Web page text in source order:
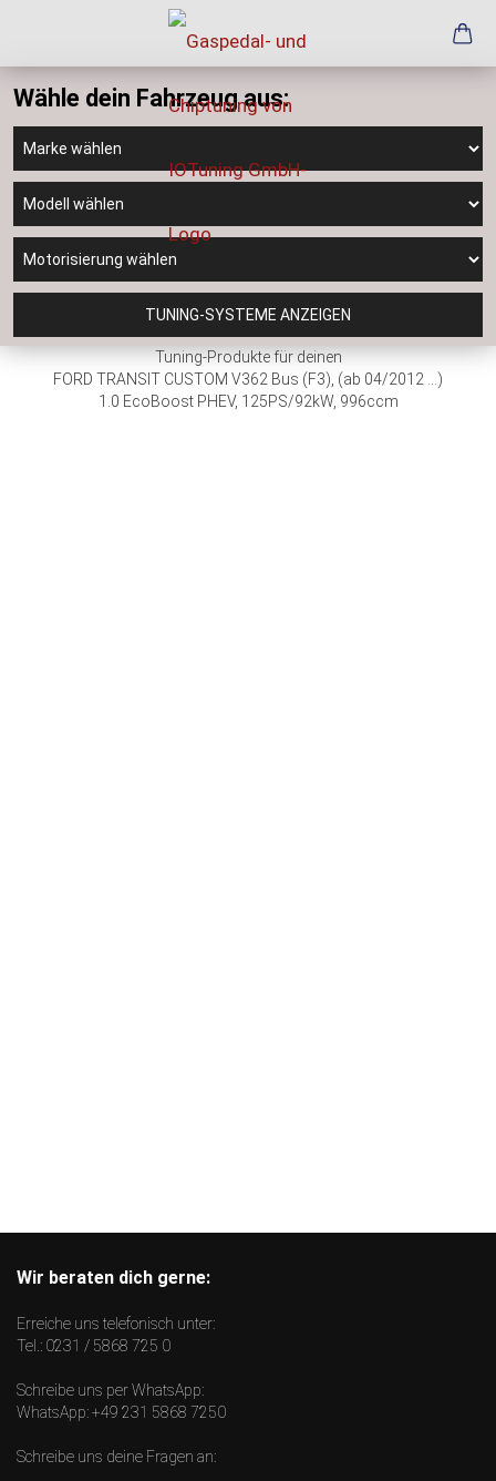
Wähle dein Fahrzeug aus:
TUNING-SYSTEME ANZEIGEN
Tuning-Produkte für deinen
FORD TRANSIT CUSTOM V362 Bus (F3), (ab 04/2012 ...)
1.0 EcoBoost PHEV, 125PS/92kW, 996ccm
Wir beraten dich gerne:
Erreiche uns telefonisch unter:
Tel.: 0231 / 5868 725 0
Schreibe uns per WhatsApp:
WhatsApp:+49 231 5868 7250
Schreibe uns deine Fragen an: